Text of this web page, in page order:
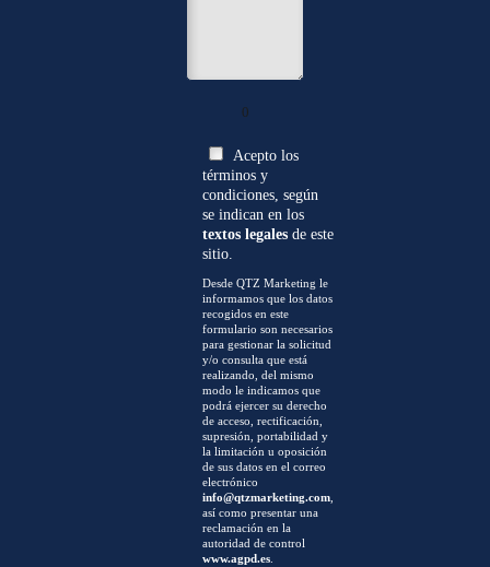
0
Acepto los
términos y
condiciones, según
se indican en los
textos legales de este
sitio.
Desde QTZ Marketing le
informamos que los datos
recogidos en este
formulario son necesarios
para gestionar la solicitud
y/o consulta que está
realizando, del mismo
modo le indicamos que
podrá ejercer su derecho
de acceso, rectificación,
supresión, portabilidad y
la limitación u oposición
de sus datos en el correo
electrónico
info@qtzmarketing.com
así como presentar una
reclamación en la
autoridad de control
www.agpd.es